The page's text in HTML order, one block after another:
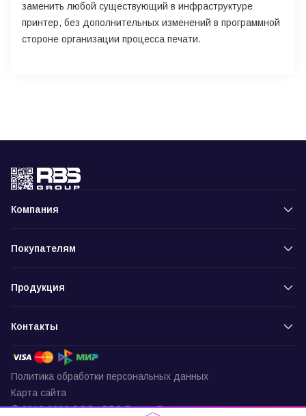
заменить любой существующий в инфраструктуре
принтер, без дополнительных изменений в программной
стороне организации процесса печати.
Компания
Покупателям
Продукция
Контакты
Политика обработки персональных данных
Карта сайта
© 2016-2026 ООО «РБС-Групп» Все права защищены